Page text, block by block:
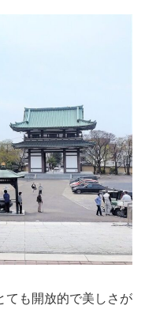
ても開放的で美しさが